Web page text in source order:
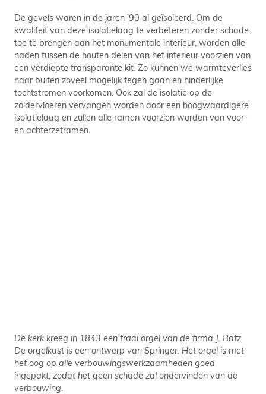
De gevels waren in de jaren ’90 al geïsoleerd. Om de
kwaliteit van deze isolatielaag te verbeteren zonder schade
toe te brengen aan het monumentale interieur, worden alle
naden tussen de houten delen van het interieur voorzien van
een verdiepte transparante kit. Zo kunnen we warmteverlies
naar buiten zoveel mogelijk tegen gaan en hinderlijke
tochtstromen voorkomen. Ook zal de isolatie op de
zoldervloeren vervangen worden door een hoogwaardigere
isolatielaag en zullen alle ramen voorzien worden van voor-
en achterzetramen.
De kerk kreeg in 1843 een fraai orgel van de firma J. Bätz.
De orgelkast is een ontwerp van Springer. Het orgel is met
het oog op alle verbouwingswerkzaamheden goed
ingepakt, zodat het geen schade zal ondervinden van de
verbouwing.